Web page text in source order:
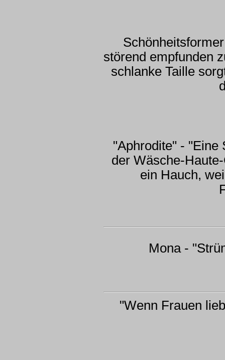
störend empfunden
schlanke Taille
"Aphrodite" - "Eine
der Wäsche-
ein Hauch,
Mona -
"Wenn Frauen